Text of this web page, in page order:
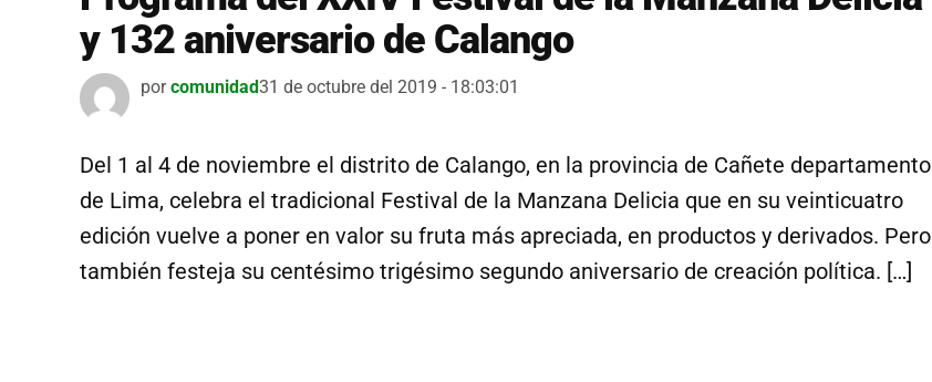
y 132 aniversario de Calango
por comunidad31 de octubre del 2019 - 18:03:01
Del 1 al 4 de noviembre el distrito de Calango, en la provincia de Cañete departamento
de Lima, celebra el tradicional Festival de la Manzana Delicia que en su veinticuatro
edición vuelve a poner en valor su fruta más apreciada, en productos y derivados. Pero
también festeja su centésimo trigésimo segundo aniversario de creación política. […]